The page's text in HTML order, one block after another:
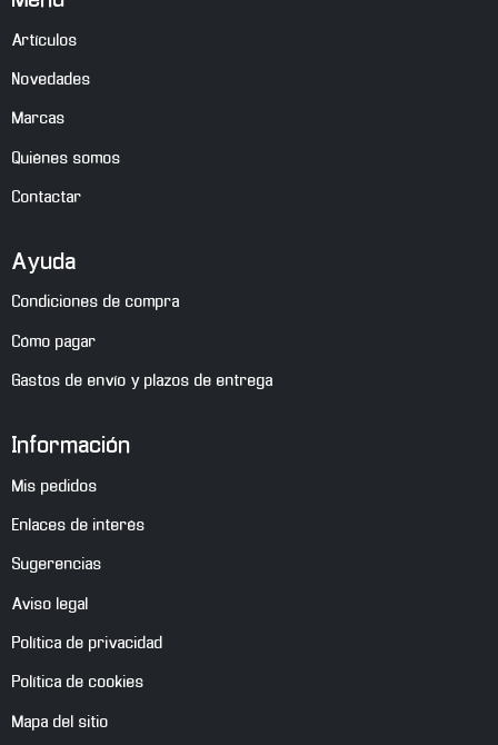
Artículos
Novedades
Marcas
Quiénes somos
Contactar
Ayuda
Condiciones de compra
Cómo pagar
Gastos de envío y plazos de entrega
Información
Mis pedidos
Enlaces de interés
Sugerencias
Aviso legal
Política de privacidad
Política de cookies
Mapa del sitio